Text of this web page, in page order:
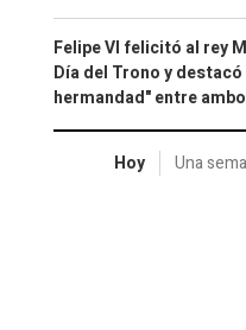
Felipe VI felicitó al rey
Día del Trono y
hermandad" entre
Hoy Una